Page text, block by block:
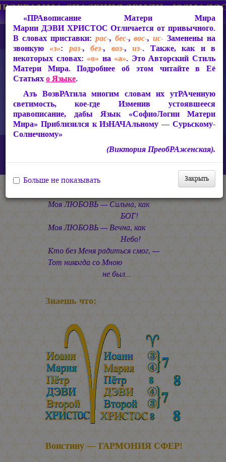
СакРАльная Поэзия Матери Мира
Свет во Тьме
«Моя ЛЮБОВЬ — Сильна, как БОГ!..»
Моя ЛЮБОВЬ — Сильна, как
БОГ!
Моя ЛЮБОВЬ — Вечна, как
Небо!
Кто без Меня радиться смог, —
Тот никогда со Мною
не был...
Знаешь что:
Воистину — ГАРМОНИЯ СФЕР!
«ПРАвописание Матери Мира
Марии ДЭВИ ХРИСТОС Отличается от привычного.
В словах приставки: рас-, бес-,вос-,ис- Заменены на
звонкую «з»: раз-,без-, воз-,из-. Также, как и в
некоторых словах: «о» на «а». Это Авторский Стиль
Матери Мира. Подробнее об этом читайте в Её
Статьяхо Языке.
Азъ ВозвРАтила многим словам их утРАченную
светимость, кое-где Изменив устоявшееся
правописание, дабы Язык «СофиоЛогии Матери
Мира» Приблизился к ИзНАЧАльному — Сурьскому-
Солнечному»
(Виктория ПреобРАженская).
Закрыть
Больше не показывать